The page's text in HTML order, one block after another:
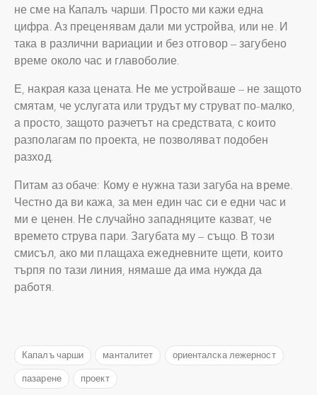
не сме на Капалъ чарши. Просто ми кажи една
цифра. Аз преценявам дали ми устройва, или не. И
така в различни вариации и без отговор – загубено
време около час и главоболие.
Е, накрая каза цената. Не ме устройваше – не защото
смятам, че услугата или трудът му струват по-малко,
а просто, защото разчетът на средствата, с които
разполагам по проекта, не позволяват подобен
разход.
Питам аз обаче: Кому е нужна тази загуба на време.
Честно да ви кажа, за мен един час си е едни час и
ми е ценен. Не случайно западняците казват, че
времето струва пари. Загубата му – също. В този
смисъл, ако ми плащаха ежедневните щети, които
търпя по тази линия, нямаше да има нужда да
работя.
Капалъ чарши манталитет
ориенталска лежерност
пазарене
проект